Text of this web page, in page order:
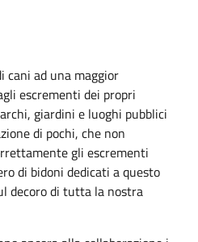
ad una maggior
escrementi dei propri
giardini e luoghi pubblici
di pochi, che non
gli escrementi
di bidoni dedicati a questo
decoro di tutta la nostra